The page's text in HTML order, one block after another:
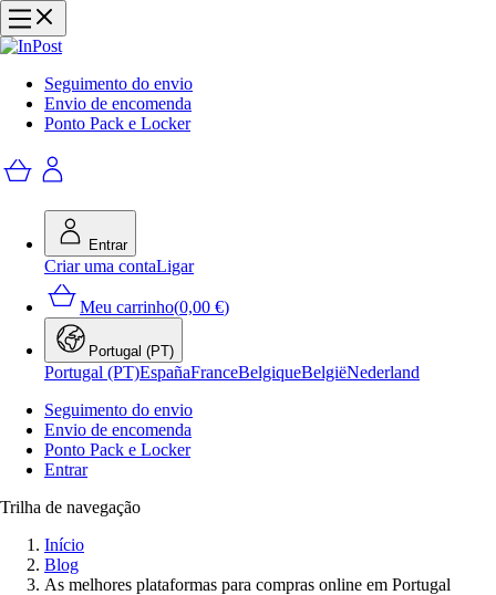
Seguimento do envio
Envio de encomenda
Ponto Pack e Locker
Entrar
Criar uma contaLigar
Meu carrinho(0,00 €)
Portugal (PT)
Portugal (PT)EspañaFranceBelgiqueBelgiëNederland
Seguimento do envio
Envio de encomenda
Ponto Pack e Locker
Entrar
Trilha de navegação
Início
Blog
As melhores plataformas para compras online em Portugal